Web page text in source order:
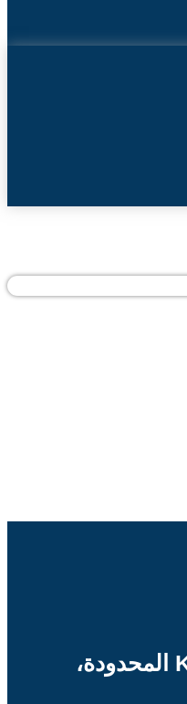
شركة K&J Fastener المحدودة،